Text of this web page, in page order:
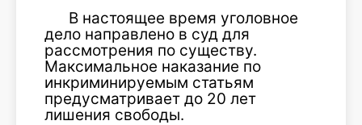
В настоящее время уголовное
дело направлено в суд для
рассмотрения по существу.
Максимальное наказание по
инкриминируемым статьям
предусматривает до 20 лет
лишения свободы.